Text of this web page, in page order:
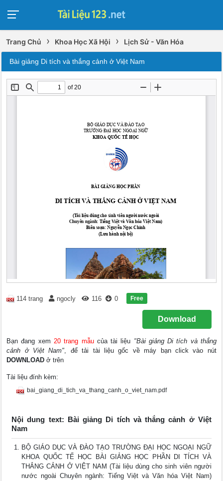
Trang Chủ › Khoa Học Xã Hội › Lịch Sử - Văn Hóa
Bài giảng Di tích và thắng cảnh ở Việt Nam
114 trang ngocly 116 0 Free
Download
Bạn đang xem 20 trang mẫucủa tài liệu "Bài giảng Di tích và thắng
cảnh ở Việt Nam", để tải tài liệu gốc về máy bạn click vào nút
DOWNLOAD ở trên
Tài liệu đính kèm:
bai_giang_di_tich_va_thang_canh_o_viet_nam.pdf
Nội dung text: Bài giảng Di tích và thắng cảnh ở Việt
Nam
BỘ GIÁO DỤC VÀ ĐÀO TẠO TRƯỜNG ĐẠI HỌC NGOẠI NGỮ
KHOA QUỐC TẾ HỌC BÀI GIẢNG HỌC PHẦN DI TÍCH VÀ
THẮNG CẢNH Ở VIỆT NAM (Tài liệu dùng cho sinh viên người
nước ngoài Chuyên ngành: Tiếng Việt và Văn hóa Việt Nam)